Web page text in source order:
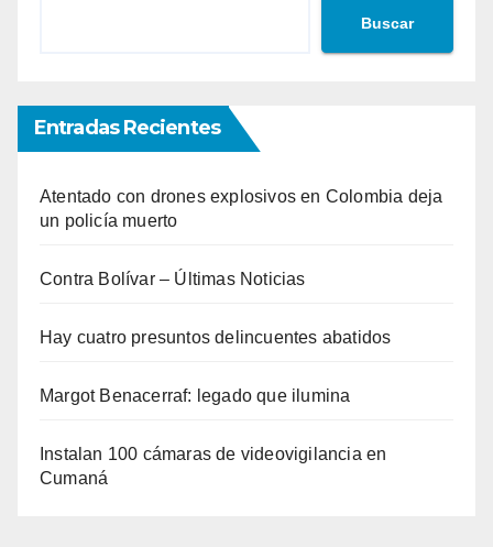
Buscar
Entradas Recientes
Atentado con drones explosivos en Colombia deja
un policía muerto
Contra Bolívar – Últimas Noticias
Hay cuatro presuntos delincuentes abatidos
Margot Benacerraf: legado que ilumina
Instalan 100 cámaras de videovigilancia en
Cumaná